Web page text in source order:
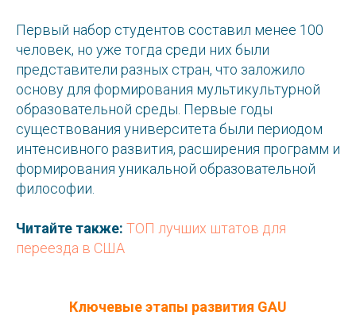
Первый набор студентов составил менее 100
человек, но уже тогда среди них были
представители разных стран, что заложило
основу для формирования мультикультурной
образовательной среды. Первые годы
существования университета были периодом
интенсивного развития, расширения программ и
формирования уникальной образовательной
философии.
Читайте также: ТОП лучших штатов для
переезда в США
Ключевые этапы развития GAU